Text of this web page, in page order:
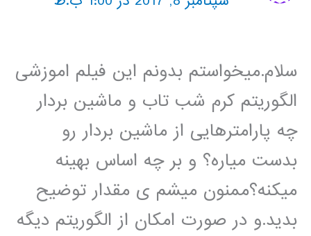
سلام.میخواستم بدونم این فیلم اموزشی
الگوریتم کرم شب تاب و ماشین بردار
چه پارامترهایی از ماشین بردار رو
بدست میاره؟ و بر چه اساس بهینه
میکنه؟ممنون میشم ی مقدار توضیح
بدید.و در صورت امکان از الگوریتم دیگه